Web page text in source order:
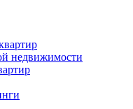
недвижимости